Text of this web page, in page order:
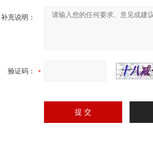
补充说明：
验证码：